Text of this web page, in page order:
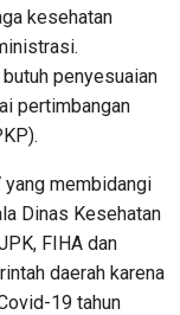
kesehatan
penyesuaian
pertimbangan
membidangi
Dinas Kesehatan
FIHA dan
daerah karena
19 tahun